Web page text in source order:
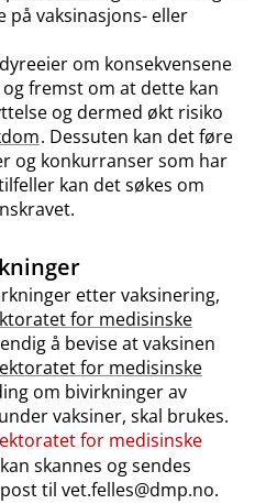
vaksinasjons- eller
om konsekvensene
fremst om at dette kan
og dermed økt risiko
. Dessuten kan det føre
og konkurranser som har
kan det søkes om
etter vaksinering,
for medisinske
å bevise at vaksinen
for medisinske
om bivirkninger av
vaksiner, skal brukes.
for medisinske
skannes og sendes
til vet.felles@dmp.no.